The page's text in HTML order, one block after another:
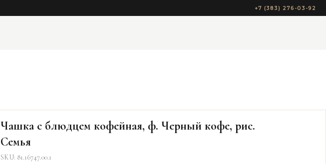
+7 (383) 276-03-92
Чашка с блюдцем кофейная, ф. Черный кофе, рис.
Семья
SKU: 81.16747.00.1